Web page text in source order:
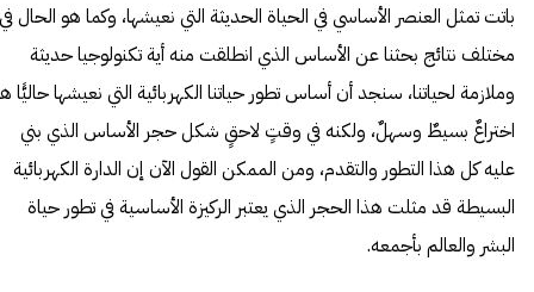
باتت تمثل العنصر الأساسي في الحياة الحديثة التي نعيشها، وكما هو الحال في
مختلف نتائج بحثنا عن الأساس الذي انطلقت منه أية تكنولوجيا حديثة
وملازمة لحياتنا، سنجد أن أساس تطور حياتنا الكهربائية التي نعيشها حاليًّا
اختراعٌ بسيطٌ وسهلٌ، ولكنه في وقتٍ لاحقٍ شكل حجر الأساس الذي بني
عليه كل هذا التطور والتقدم، ومن الممكن القول الآن إن الدارة الكهربائية
البسيطة قد مثلت هذا الحجر الذي يعتبر الركيزة الأساسية في تطور حياة
البشر والعالم بأجمعه.